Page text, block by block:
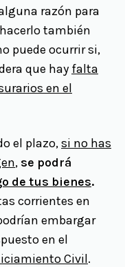
razón para
también
puede ocurrir si,
que hay falta
en el
el plazo,si no has
, se podrá
de tus bienes.
corrientes en
embargar
en el
Civil.